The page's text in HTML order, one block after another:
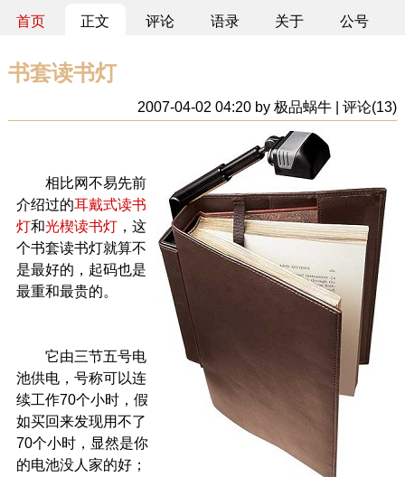
首页 正文 评论 语录 关于 公号
书套读书灯
2007-04-02 04:20 by 极品蜗牛 | 评论(13)
相比网不易先前
介绍过的耳戴式读书
灯和光楔读书灯，这
个书套读书灯就算不
是最好的，起码也是
最重和最贵的。
它由三节五号电
池供电，号称可以连
续工作70个小时，假
如买回来发现用不了
70个小时，显然是你
的电池没人家的好；